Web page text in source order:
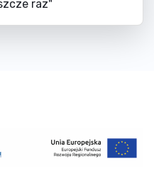
raz"